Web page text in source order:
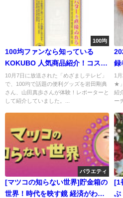
100均
100均ファンなら知っている
KOKUBO 人気商品紹介！コスパ
良すぎ！
10月7日に放送された「めざましテレビ」
で、100均で話題の便利グッズを岩田剛典
さん、山田真歩さんが体験！レポーターと
して紹介していました。...
録
は
1
★
紹
ー
バラエティ
[マツコの知らない世界]貯金箱の
世界！時代を映す鏡 経済がわか
[1
ぶ